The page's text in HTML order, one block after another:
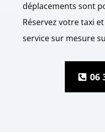
déplacements sont
Réservez votre taxi
service sur mesure
06